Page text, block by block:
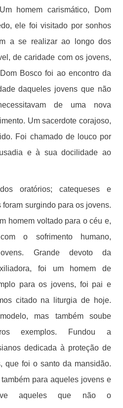
homem carismático, Dom
ele foi visitado por sonhos
a se realizar ao longo dos
de caridade com os jovens,
Bosco foi ao encontro da
daqueles jovens que não
de uma nova
Um sacerdote corajoso,
Foi chamado de louco por
e à sua docilidade ao
oratórios; catequeses e
surgindo para os jovens.
homem voltado para o céu e,
o sofrimento humano,
Grande devoto da
foi um homem de
para os jovens, foi pai e
citado na liturgia de hoje.
mas também soube
exemplos. Fundou a
dedicada à proteção de
que foi o santo da mansidão.
para aqueles jovens e
aqueles que não o